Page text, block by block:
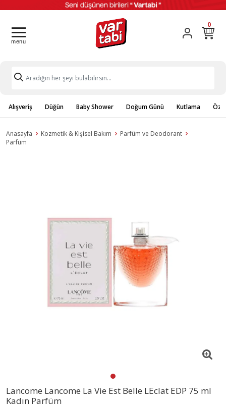
0
Alışveriş Düğün Baby Shower Doğum Günü Kutlama
Anasayfa Kozmetik & Kişisel Bakım
Parfüm ve Deodorant
Parfüm
Lancome Lancome La Vie Est Belle LEclat EDP 75 ml
Kadın Parfüm